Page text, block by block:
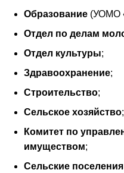
Образование (УОМО
Отдел по делам
Отдел культуры;
Здравоохранение;
Строительство;
Сельское хозяйство;
Комитет по
имуществом;
Сельские